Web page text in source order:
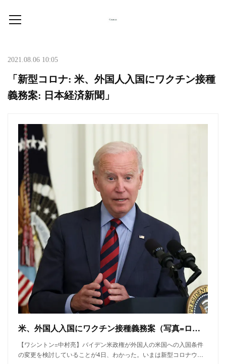
2021.08.06 10:05
「新型コロナ: 米、外国人入国にワクチン接種
義務案: 日本経済新聞」
米、外国人入国にワクチン接種義務案（写真=ロイター）
【ワシントン=中村亮】バイデン米政権が外国人の米国への入国条件
の変更を検討していることが4日、わかった。いまは新型コロナウ…